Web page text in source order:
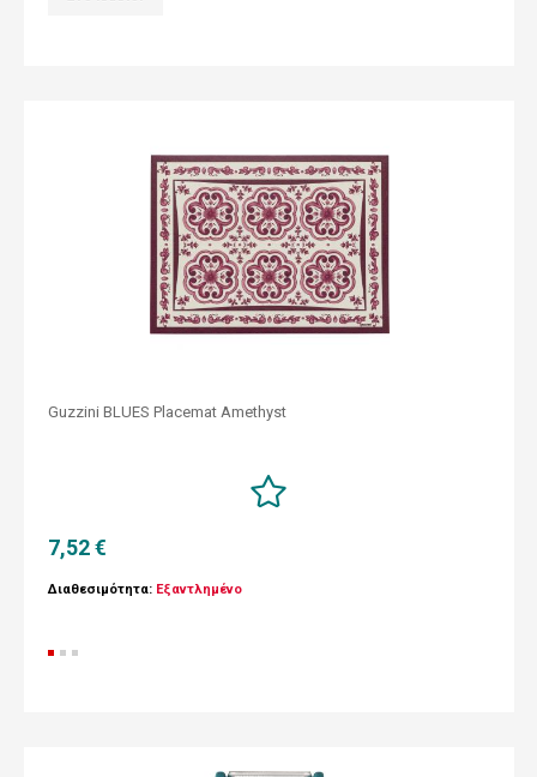
Guzzini BLUES Placemat Amethyst
7,52 €
Διαθεσιμότητα: Εξαντλημένο